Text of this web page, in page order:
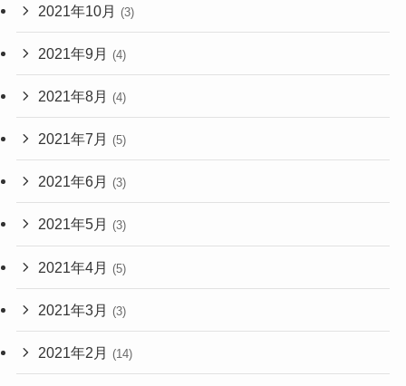
2021年10月 (3)
2021年9月 (4)
2021年8月 (4)
2021年7月 (5)
2021年6月 (3)
2021年5月 (3)
2021年4月 (5)
2021年3月 (3)
2021年2月 (14)